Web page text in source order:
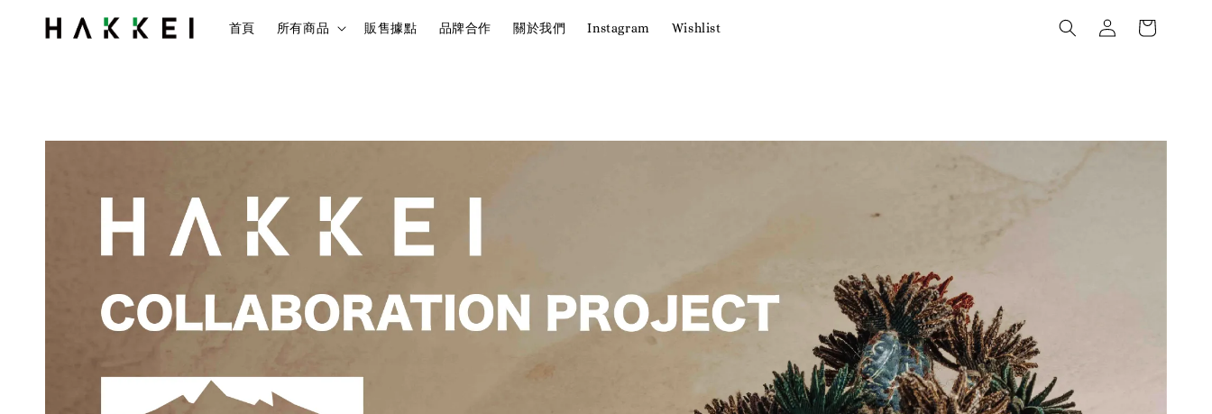
首頁 所有商品 販售據點 品牌合作 關於我們 Instagram Wishlist